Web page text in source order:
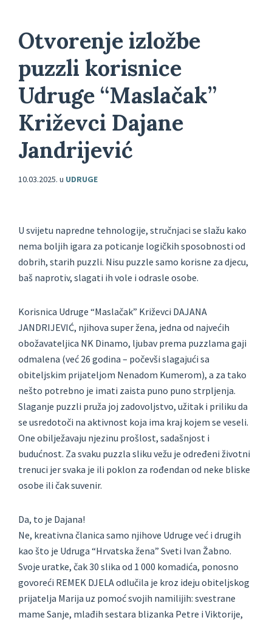
Otvorenje izložbe
puzzli korisnice
Udruge “Maslačak”
Križevci Dajane
Jandrijević
10.03.2025. u UDRUGE
U svijetu napredne tehnologije, stručnjaci se slažu kako
nema boljih igara za poticanje logičkih sposobnosti od
dobrih, starih puzzli. Nisu puzzle samo korisne za djecu,
baš naprotiv, slagati ih vole i odrasle osobe.
Korisnica Udruge “Maslačak” Križevci DAJANA
JANDRIJEVIĆ, njihova super žena, jedna od najvećih
obožavateljica NK Dinamo, ljubav prema puzzlama gaji
odmalena (već 26 godina – počevši slagajući sa
obiteljskim prijateljom Nenadom Kumerom), a za tako
nešto potrebno je imati zaista puno puno strpljenja.
Slaganje puzzli pruža joj zadovoljstvo, užitak i priliku da
se usredotoči na aktivnost koja ima kraj kojem se veseli.
One obilježavaju njezinu prošlost, sadašnjost i
budućnost. Za svaku puzzla sliku vežu je određeni životni
trenuci jer svaka je ili poklon za rođendan od neke bliske
osobe ili čak suvenir.
Da, to je Dajana!
Ne, kreativna članica samo njihove Udruge već i drugih
kao što je Udruga “Hrvatska žena” Sveti Ivan Žabno.
Svoje uratke, čak 30 slika od 1 000 komadića, ponosno
govoreći REMEK DJELA odlučila je kroz ideju obiteljskog
prijatelja Marija uz pomoć svojih namilijih: svestrane
mame Sanje, mlađih sestara blizanka Petre i Viktorije,